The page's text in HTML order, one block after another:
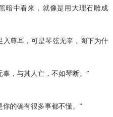
中看来，就像是用大理石雕成
尊耳，可是琴弦无辜，阁下为什
，与其人亡，不如琴断。”
的确有很多事都不懂。”